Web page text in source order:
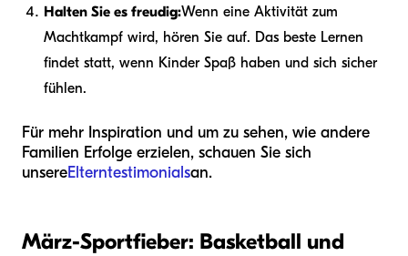
Halten Sie es freudig:Wenn eine Aktivität zum
Machtkampf wird, hören Sie auf. Das beste Lernen
findet statt, wenn Kinder Spaß haben und sich sicher
fühlen.
Für mehr Inspiration und um zu sehen, wie andere
Familien Erfolge erzielen, schauen Sie sich
unsereElterntestimonialsan.
März-Sportfieber: Basketball und